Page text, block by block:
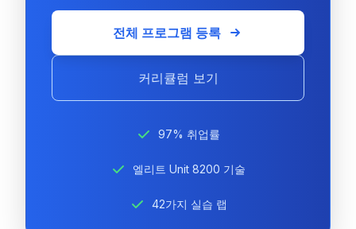
전체 프로그램 등록
커리큘럼 보기
97% 취업률
엘리트 Unit 8200 기술
42가지 실습 랩